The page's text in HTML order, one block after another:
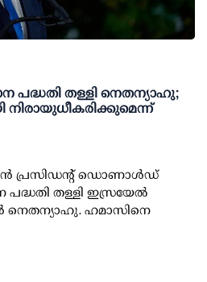
പദ്ധതി തള്ളി നെതന്യാഹു;
പ്രസിഡന്റ് ഡൊണാള്‍ഡ്
പദ്ധതി തള്ളി ഇസ്രയേല്‍
നെതന്യാഹു. ഹമാസിനെ